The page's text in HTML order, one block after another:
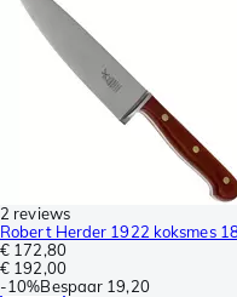
2 reviews
Robert Herder 1922 koksmes
€ 172,80
€ 192,00
-10%Bespaar 19,20